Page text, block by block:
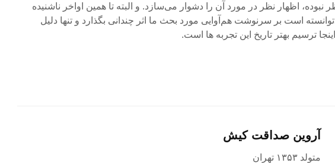
اظهار نظر در مورد آن را دشوار می‌سازد. و البته تا همین اواخر ناشنیده
است بر سرنوشت هم‌آوایی مورد بحث ما اثر چندانی بگذارد و تنها دلیل
ترسیم بهتر تاریخ این تجربه ها است.
آروین صداقت کیش
متولد ۱۳۵۳ تهران